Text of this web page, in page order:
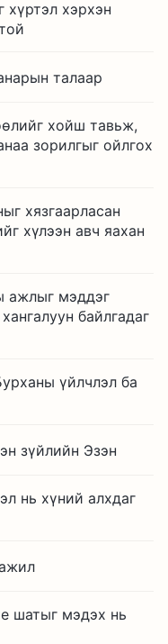
хүртэл хэрхэн
талаар
хойш тавьж,
зорилгыг ойлгох
хязгаарласан
хүлээн авч яахан
ажлыг мэддэг
байлгадаг
үйлчлэл ба
зүйлийн Эзэн
нь хүний алхдаг
шатыг мэдэх нь